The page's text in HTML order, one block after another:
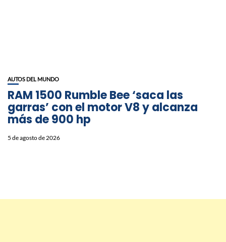
AUTOS DEL MUNDO
RAM 1500 Rumble Bee ‘saca las
garras’ con el motor V8 y alcanza
más de 900 hp
5 de agosto de 2026